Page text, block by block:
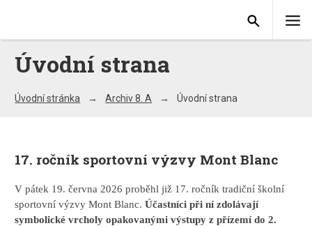
Úvodní strana
Úvodní stránka Archiv 8. A Úvodní strana
17. ročník sportovní výzvy Mont Blanc
V pátek 19. června 2026 proběhl již 17. ročník tradiční školní
sportovní výzvy Mont Blanc.Účastníci při ní zdolávají
symbolické vrcholy opakovanými výstupy z přízemí do 2.